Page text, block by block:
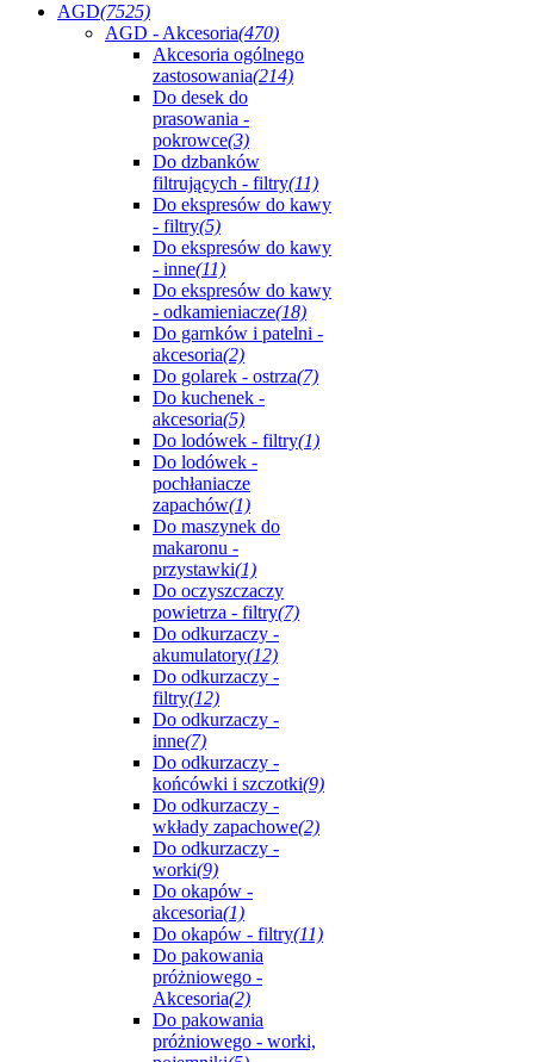
AGD(7525)
AGD - Akcesoria(470)
Akcesoria ogólnego
zastosowania(214)
Do desek do
prasowania -
pokrowce(3)
Do dzbanków
filtrujących - filtry(11)
Do ekspresów do kawy
- filtry(5)
Do ekspresów do kawy
- inne(11)
Do ekspresów do kawy
- odkamieniacze(18)
Do garnków i patelni -
akcesoria(2)
Do golarek - ostrza(7)
Do kuchenek -
akcesoria(5)
Do lodówek - filtry(1)
Do lodówek -
pochłaniacze
zapachów(1)
Do maszynek do
makaronu -
przystawki(1)
Do oczyszczaczy
powietrza - filtry(7)
Do odkurzaczy -
akumulatory(12)
Do odkurzaczy -
filtry(12)
Do odkurzaczy -
inne(7)
Do odkurzaczy -
końcówki i szczotki(9)
Do odkurzaczy -
wkłady zapachowe(2)
Do odkurzaczy -
worki(9)
Do okapów -
akcesoria(1)
Do okapów - filtry(11)
Do pakowania
próżniowego -
Akcesoria(2)
Do pakowania
próżniowego - worki,